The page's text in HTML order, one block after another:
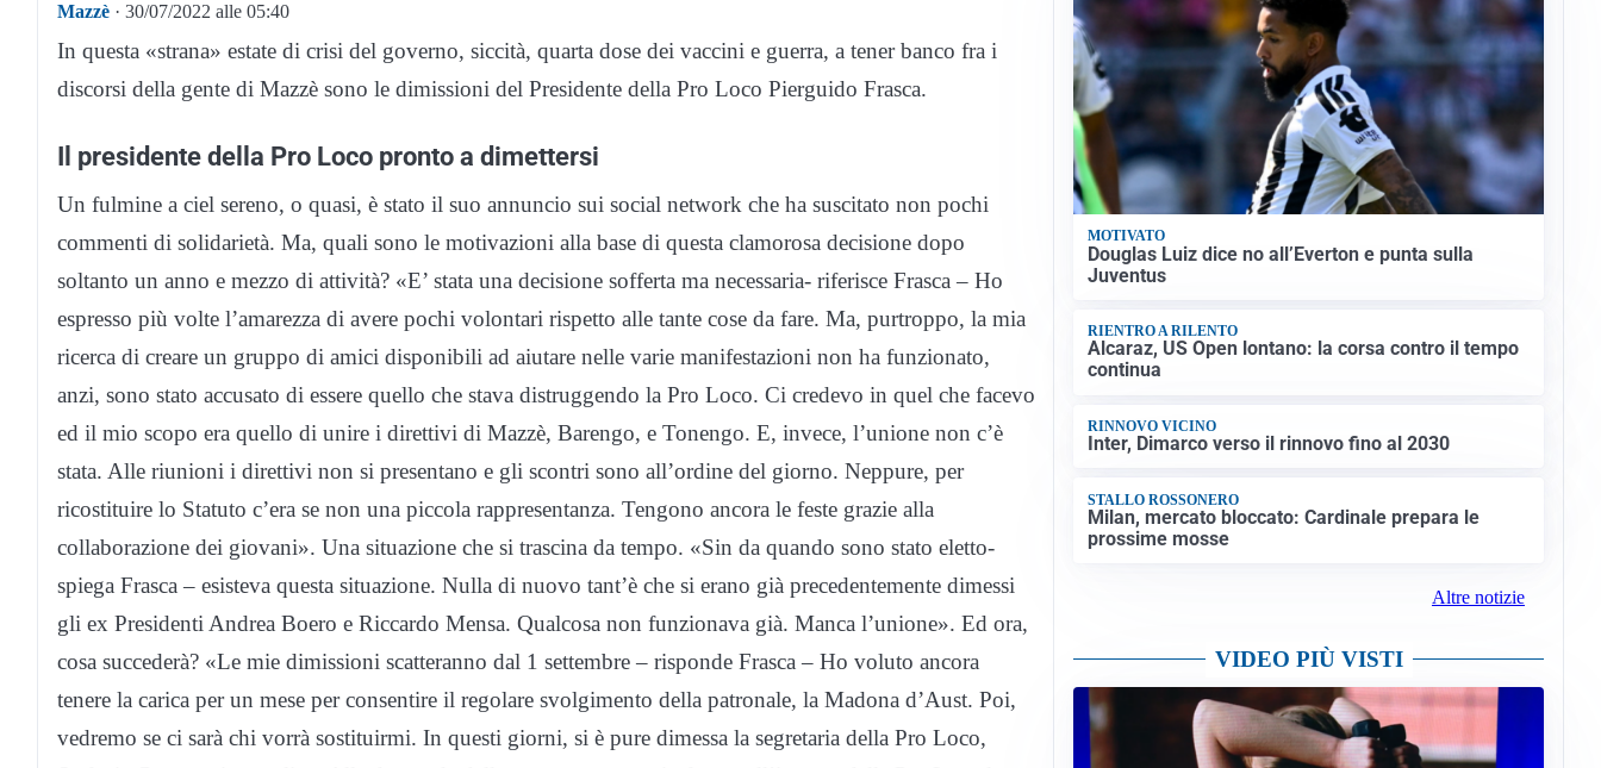
Mazzè · 30/07/2022 alle 05:40
In questa «strana» estate di crisi del governo, siccità, quarta dose dei vaccini e guerra, a tener banco fra i
discorsi della gente di Mazzè sono le dimissioni del Presidente della Pro Loco Pierguido Frasca.
Il presidente della Pro Loco pronto a dimettersi
Un fulmine a ciel sereno, o quasi, è stato il suo annuncio sui social network che ha suscitato non pochi
commenti di solidarietà. Ma, quali sono le motivazioni alla base di questa clamorosa decisione dopo
soltanto un anno e mezzo di attività? «E’ stata una decisione sofferta ma necessaria- riferisce Frasca – Ho
espresso più volte l’amarezza di avere pochi volontari rispetto alle tante cose da fare. Ma, purtroppo, la mia
ricerca di creare un gruppo di amici disponibili ad aiutare nelle varie manifestazioni non ha funzionato,
anzi, sono stato accusato di essere quello che stava distruggendo la Pro Loco. Ci credevo in quel che facevo
ed il mio scopo era quello di unire i direttivi di Mazzè, Barengo, e Tonengo. E, invece, l’unione non c’è
stata. Alle riunioni i direttivi non si presentano e gli scontri sono all’ordine del giorno. Neppure, per
ricostituire lo Statuto c’era se non una piccola rappresentanza. Tengono ancora le feste grazie alla
collaborazione dei giovani». Una situazione che si trascina da tempo. «Sin da quando sono stato eletto-
spiega Frasca – esisteva questa situazione. Nulla di nuovo tant’è che si erano già precedentemente dimessi
gli ex Presidenti Andrea Boero e Riccardo Mensa. Qualcosa non funzionava già. Manca l’unione». Ed ora,
cosa succederà? «Le mie dimissioni scatteranno dal 1 settembre – risponde Frasca – Ho voluto ancora
tenere la carica per un mese per consentire il regolare svolgimento della patronale, la Madona d’Aust. Poi,
vedremo se ci sarà chi vorrà sostituirmi. In questi giorni, si è pure dimessa la segretaria della Pro Loco,
MOTIVATO
Douglas Luiz dice no all’Everton e punta sulla
Juventus
RIENTRO A RILENTO
Alcaraz, US Open lontano: la corsa contro il tempo
continua
RINNOVO VICINO
Inter, Dimarco verso il rinnovo fino al 2030
STALLO ROSSONERO
Milan, mercato bloccato: Cardinale prepara le
prossime mosse
Altre notizie
VIDEO PIÙ VISTI